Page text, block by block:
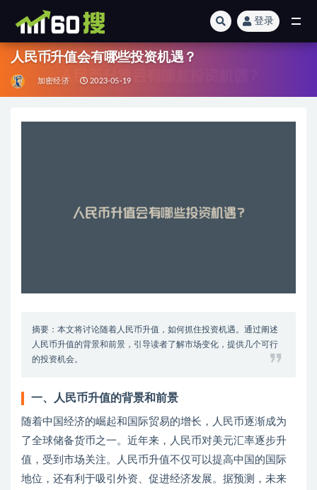
登录
人民币升值会有哪些投资机遇？
加密经济 2023-05-19
摘要：本文将讨论随着人民币升值，如何抓住投资机遇。通过阐述
人民币升值的背景和前景，引导读者了解市场变化，提供几个可行
的投资机会。
一、人民币升值的背景和前景
随着中国经济的崛起和国际贸易的增长，人民币逐渐成为
了全球储备货币之一。近年来，人民币对美元汇率逐步升
值，受到市场关注。人民币升值不仅可以提高中国的国际
地位，还有利于吸引外资、促进经济发展。据预测，未来